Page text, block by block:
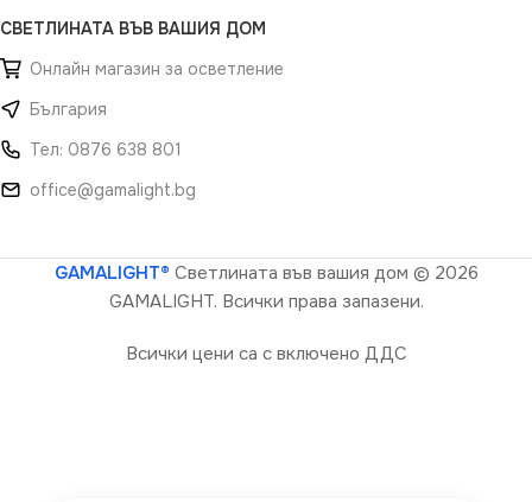
СВЕТЛИНАТА ВЪВ ВАШИЯ ДОМ
Онлайн магазин за осветление
България
Тел: 0876 638 801
office@gamalight.bg
GAMALIGHT® Светлината във вашия дом © 2026
GAMALIGHT. Всички права запазени.
Всички цени са с включено ДДС